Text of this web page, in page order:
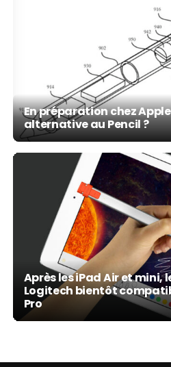
En préparation chez
alternative au Pencil ?
Après les iPad Air et mini,
Logitech bientôt
Pro